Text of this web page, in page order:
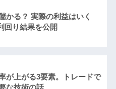
かる？ 実際の利益はいく
回り結果を公開
が上がる3要素。トレードで